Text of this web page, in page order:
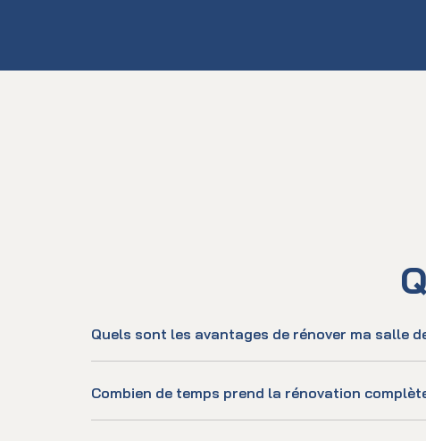
Quels sont les avantages de rénover ma salle
Combien de temps prend la rénovation